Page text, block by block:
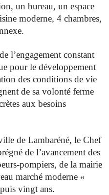
un bureau, un espace
moderne, 4 chambres,
l’engagement constant
pour le développement
des conditions de vie
de sa volonté ferme
aux besoins
de Lambaréné, le Chef
de l’avancement des
pompiers, de la mairie
marché moderne «
vingt ans.